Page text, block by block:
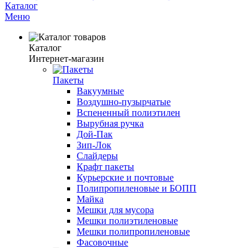
Каталог
Меню
Каталог
Интернет-магазин
Пакеты
Вакуумные
Воздушно-пузырчатые
Вспененный полиэтилен
Вырубная ручка
Дой-Пак
Зип-Лок
Слайдеры
Крафт пакеты
Курьерские и почтовые
Полипропиленовые и БОПП
Майка
Мешки для мусора
Мешки полиэтиленовые
Мешки полипропиленовые
Фасовочные